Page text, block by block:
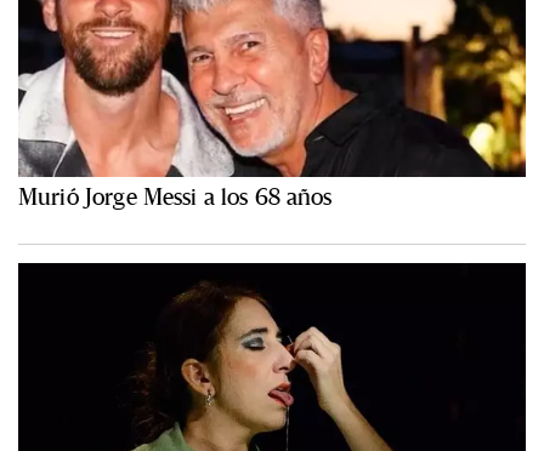
Murió Jorge Messi a los 68 años